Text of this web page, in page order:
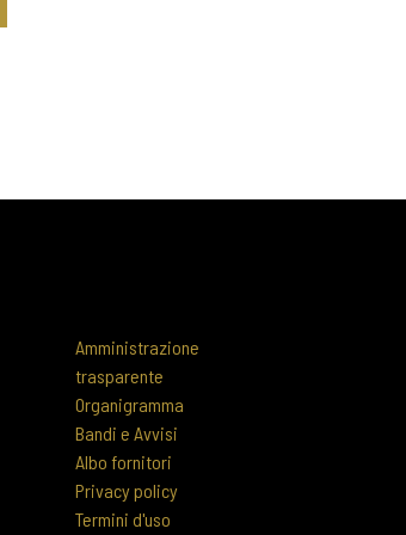
Amministrazione
trasparente
Organigramma
Bandi e Avvisi
Albo fornitori
Privacy policy
Termini d'uso